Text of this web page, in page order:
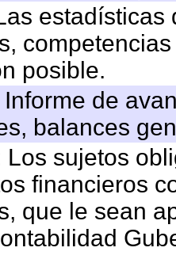
posible.
Informe de
balances
Los sujetos
financieros
que le sean